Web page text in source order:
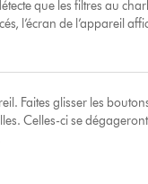
que les filtres au
l’écran de l’appareil
Faites glisser les
Celles-ci se